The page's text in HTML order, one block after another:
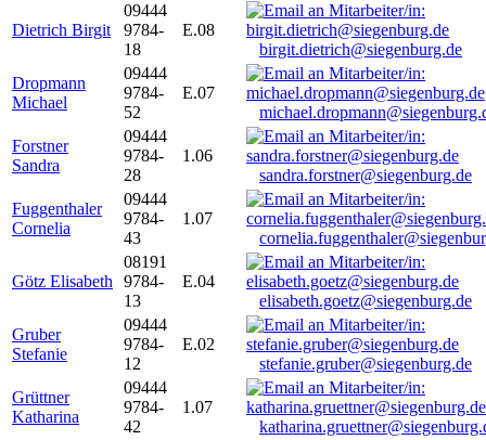
Dietrich Birgit
09444
9784-
18
E.08
birgit.dietrich@siegenburg.de
Dropmann
Michael
09444
9784-
52
E.07
Forstner
Sandra
09444
9784-
28
1.06
sandra.forstner@siegenburg.de
Fuggenthaler
Cornelia
09444
9784-
43
1.07
Götz Elisabeth
08191
9784-
13
E.04
elisabeth.goetz@siegenburg.de
Gruber
Stefanie
09444
9784-
12
E.02
stefanie.gruber@siegenburg.de
Grüttner
Katharina
09444
9784-
42
1.07